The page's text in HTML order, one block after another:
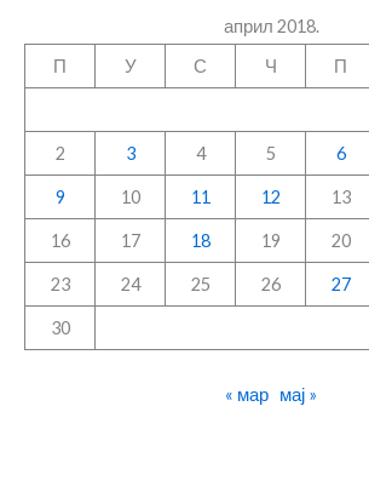
април 2018.
П
У С Ч П
2 3 4 5 6
9 10 11 12 13
16 17 18 19 20
23 24 25 26 27
30
« мар мај »